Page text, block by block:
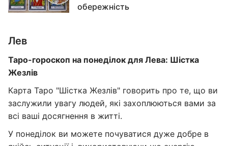
обережність
Лев
Таро-гороскоп на понеділок для Лева: Шістка
Жезлів
Карта Таро "Шістка Жезлів" говорить про те, що ви
заслужили увагу людей, які захоплюються вами за
всі ваші досягнення в житті.
У понеділок ви можете почуватися дуже добре в